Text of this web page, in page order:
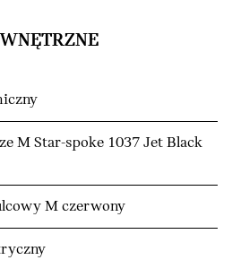
M Star-spoke 1037 Jet Black
M czerwony